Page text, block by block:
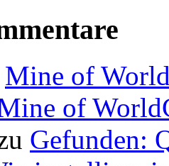
Mine of
of
Gefunden: